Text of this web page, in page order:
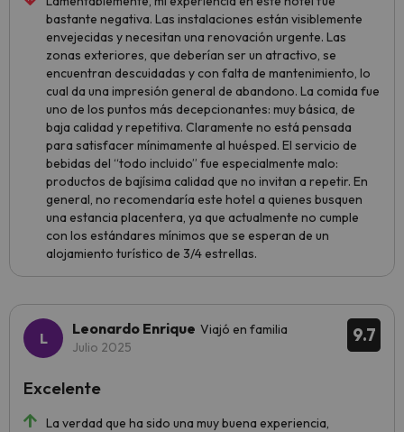
bastante negativa. Las instalaciones están visiblemente
envejecidas y necesitan una renovación urgente. Las
zonas exteriores, que deberían ser un atractivo, se
encuentran descuidadas y con falta de mantenimiento, lo
cual da una impresión general de abandono. La comida fue
uno de los puntos más decepcionantes: muy básica, de
baja calidad y repetitiva. Claramente no está pensada
para satisfacer mínimamente al huésped. El servicio de
bebidas del “todo incluido” fue especialmente malo:
productos de bajísima calidad que no invitan a repetir. En
general, no recomendaría este hotel a quienes busquen
una estancia placentera, ya que actualmente no cumple
con los estándares mínimos que se esperan de un
alojamiento turístico de 3/4 estrellas.
9.7
Leonardo Enrique Viajó en familia
Julio 2025
La verdad que ha sido una muy buena experiencia,
Excelente